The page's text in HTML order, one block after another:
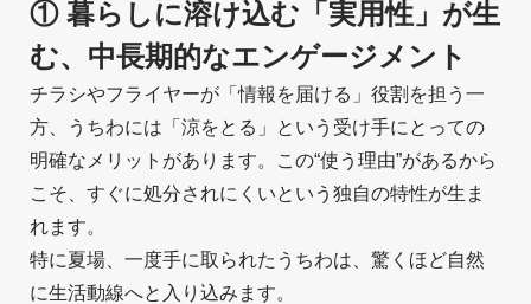
① 暮らしに溶け込む「実用性」が生
む、中長期的なエンゲージメント
チラシやフライヤーが「情報を届ける」役割を担う一
方、うちわには「涼をとる」という受け手にとっての
明確なメリットがあります。この“使う理由”があるから
こそ、すぐに処分されにくいという独自の特性が生ま
れます。
特に夏場、一度手に取られたうちわは、驚くほど自然
に生活動線へと入り込みます。